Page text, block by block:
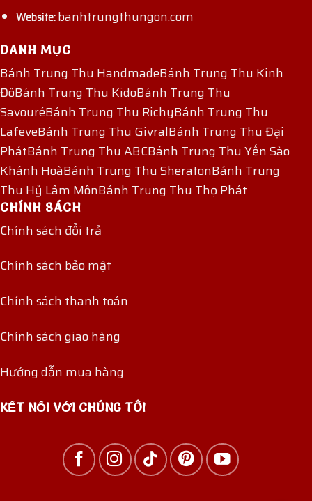
Website:banhtrungthungon.com
DANH MỤC
Bánh Trung Thu HandmadeBánh Trung Thu Kinh
ĐôBánh Trung Thu KidoBánh Trung Thu
SavouréBánh Trung Thu RichyBánh Trung Thu
LafeveBánh Trung Thu GivralBánh Trung Thu Đại
PhátBánh Trung Thu ABCBánh Trung Thu Yến Sào
Khánh HoàBánh Trung Thu SheratonBánh Trung
Thu Hỷ Lâm MônBánh Trung Thu Thọ Phát
CHÍNH SÁCH
Chính sách đổi trả
Chính sách bảo mật
Chính sách thanh toán
Chính sách giao hàng
Hướng dẫn mua hàng
KẾT NỐI VỚI CHÚNG TÔI